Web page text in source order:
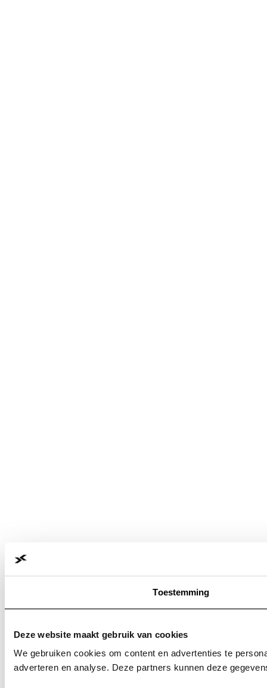
Toestemming
Deze website maakt gebruik van cookies
We gebruiken cookies om content en advertenties te
adverteren en analyse. Deze partners kunnen deze